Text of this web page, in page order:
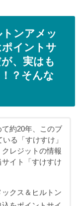
ンアメッ
イントサ
、実はも
？そんな
約20年、このブ
る「すけすけ」
レジットの情報
イト「すけすけ
クス＆ヒルトン